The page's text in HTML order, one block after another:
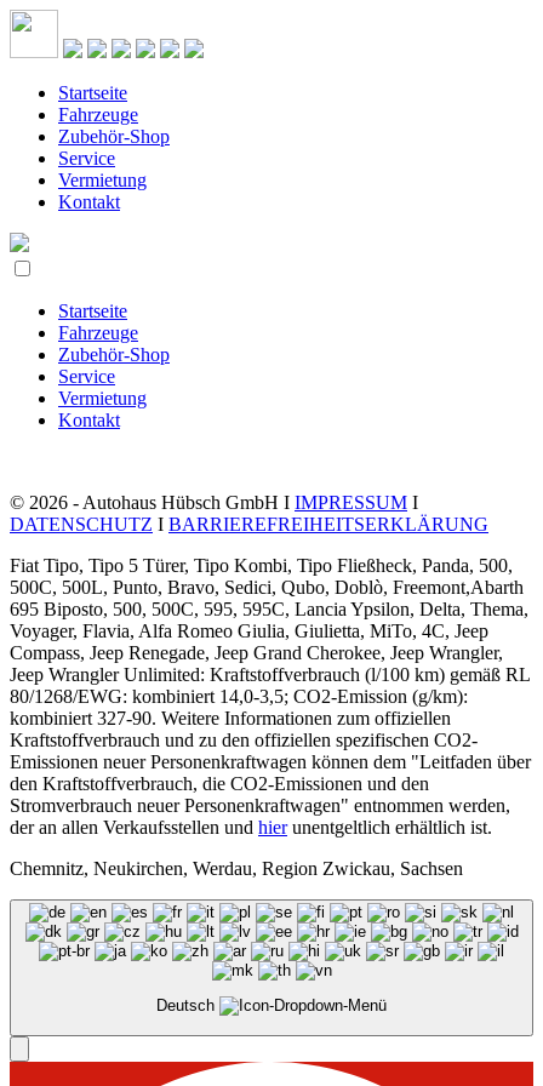
Startseite
Fahrzeuge
Zubehör-Shop
Service
Vermietung
Kontakt
Startseite
Fahrzeuge
Zubehör-Shop
Service
Vermietung
Kontakt
© 2026 - Autohaus Hübsch GmbH I IMPRESSUM I
DATENSCHUTZ I BARRIEREFREIHEITSERKLÄRUNG
Fiat Tipo, Tipo 5 Türer, Tipo Kombi, Tipo Fließheck, Panda, 500,
500C, 500L, Punto, Bravo, Sedici, Qubo, Doblò, Freemont,Abarth
695 Biposto, 500, 500C, 595, 595C, Lancia Ypsilon, Delta, Thema,
Voyager, Flavia, Alfa Romeo Giulia, Giulietta, MiTo, 4C, Jeep
Compass, Jeep Renegade, Jeep Grand Cherokee, Jeep Wrangler,
Jeep Wrangler Unlimited: Kraftstoffverbrauch (l/100 km) gemäß RL
80/1268/EWG: kombiniert 14,0-3,5; CO2-Emission (g/km):
kombiniert 327-90. Weitere Informationen zum offiziellen
Kraftstoffverbrauch und zu den offiziellen spezifischen CO2-
Emissionen neuer Personenkraftwagen können dem "Leitfaden über
den Kraftstoffverbrauch, die CO2-Emissionen und den
Stromverbrauch neuer Personenkraftwagen" entnommen werden,
der an allen Verkaufsstellen und hierunentgeltlich erhältlich ist.
Chemnitz, Neukirchen, Werdau, Region Zwickau, Sachsen
Deutsch